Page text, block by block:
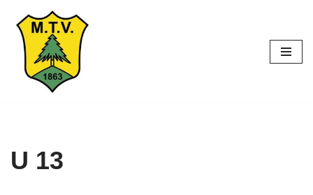
Zum
Inhalt
springen
U 13